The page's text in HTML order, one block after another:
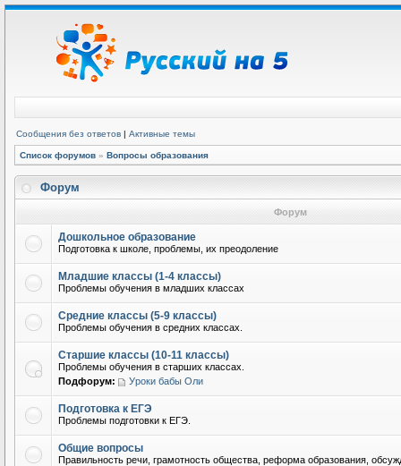
Сообщения без ответов | Активные темы
Список форумов » Вопросы образования
Форум
Форум
Дошкольное образование
Подготовка к школе, проблемы, их преодоление
Младшие классы (1-4 классы)
Проблемы обучения в младших классах
Средние классы (5-9 классы)
Проблемы обучения в средних классах.
Старшие классы (10-11 классы)
Проблемы обучения в старших классах.
Подфорум:
Уроки бабы Оли
Подготовка к ЕГЭ
Проблемы подготовки к ЕГЭ.
Общие вопросы
Правильность речи, грамотность общества, реформа образования,